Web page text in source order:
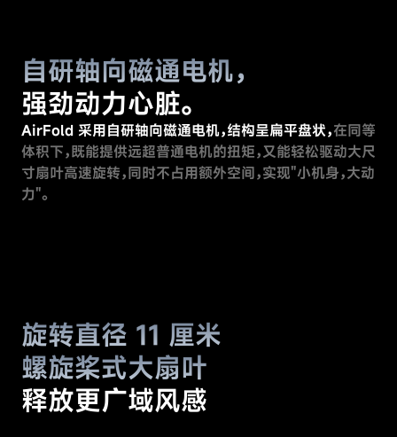
自研轴向磁通电机，
强劲动力心脏。
AirFold 采用自研轴向磁通电机，结构呈扁平盘状，在同等
体积下，既能提供远超普通电机的扭矩，又能轻松驱动大尺
寸扇叶高速旋转，同时不占用额外空间，实现"小机身，大动
力"。
旋转直径 11 厘米
螺旋桨式大扇叶
释放更广域风感